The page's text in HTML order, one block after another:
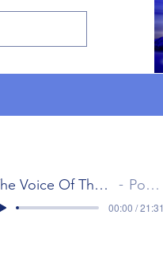
The Voice Of The Gods Part 1 Popol Vuh
00:00 / 21:31